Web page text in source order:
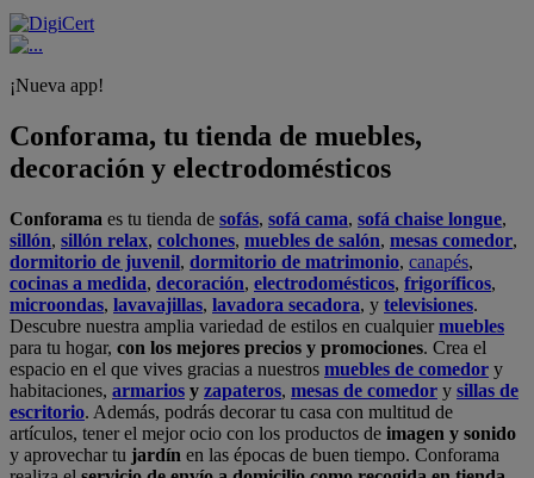
¡Nueva app!
Conforama, tu tienda de muebles,
decoración y electrodomésticos
Conforama es tu tienda de sofás, sofá cama, sofá chaise longue,
sillón, sillón relax, colchones, muebles de salón, mesas comedor,
dormitorio de juvenil, dormitorio de matrimonio, canapés,
cocinas a medida, decoración, electrodomésticos, frigoríficos,
microondas, lavavajillas, lavadora secadora, y televisiones.
Descubre nuestra amplia variedad de estilos en cualquiermuebles
para tu hogar, con los mejores precios y promociones. Crea el
espacio en el que vives gracias a nuestros muebles de comedor y
habitaciones, armarios y zapateros, mesas de comedor y sillas de
escritorio. Además, podrás decorar tu casa con multitud de
artículos, tener el mejor ocio con los productos de imagen y sonido
y aprovechar tu jardín en las épocas de buen tiempo. Conforama